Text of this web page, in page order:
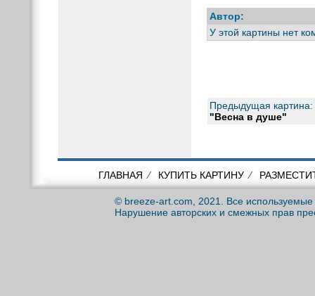
Автор:
У этой картины нет
Предыдущая картина:
"Весна в душе"
ГЛАВНАЯ ⁄ КУПИТЬ КАРТИНУ ⁄
© breeze-art.com, 2021. Все
Нарушение авторских и смежных прав